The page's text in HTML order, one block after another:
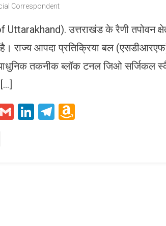
Correspondent
उत्तराखंड के रैणी तपोवन
है। राज्य आपदा प्रतिक्रिया बल
तकनीक ब्लॉक टनल जिओ सर्जिकल
CopyGmailLinkedIn
Telegram